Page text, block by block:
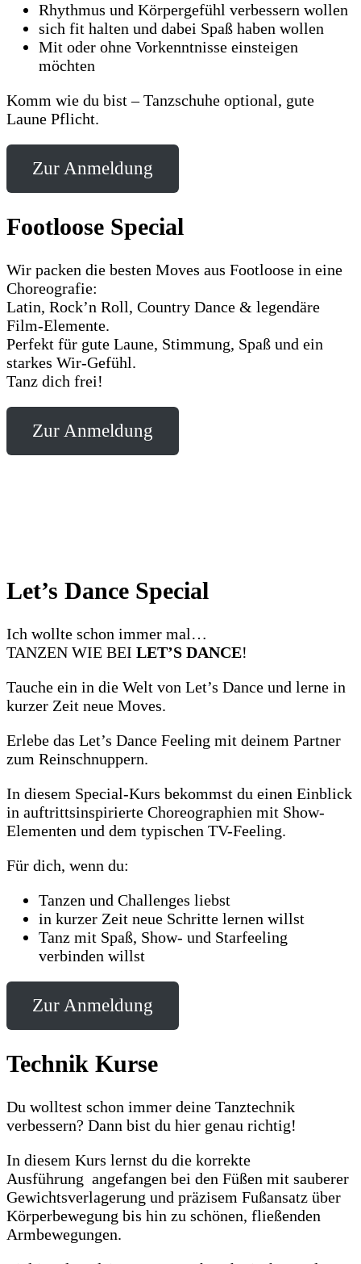
Rhythmus und Körpergefühl verbessern wollen
sich fit halten und dabei Spaß haben wollen
Mit oder ohne Vorkenntnisse einsteigen
möchten
Komm wie du bist – Tanzschuhe optional, gute
Laune Pflicht.
Zur Anmeldung
Footloose Special
Wir packen die besten Moves aus Footloose in eine
Choreografie:
Latin, Rock’n Roll, Country Dance & legendäre
Film-Elemente.
Perfekt für gute Laune, Stimmung, Spaß und ein
starkes Wir-Gefühl.
Tanz dich frei!
Zur Anmeldung
Let’s Dance Special
Ich wollte schon immer mal…
TANZEN WIE BEI LET’S DANCE!
Tauche ein in die Welt von Let’s Dance und lerne in
kurzer Zeit neue Moves.
Erlebe das Let’s Dance Feeling mit deinem Partner
zum Reinschnuppern.
In diesem Special-Kurs bekommst du einen Einblick
in auftrittsinspirierte Choreographien mit Show-
Elementen und dem typischen TV-Feeling.
Für dich, wenn du:
Tanzen und Challenges liebst
in kurzer Zeit neue Schritte lernen willst
Tanz mit Spaß, Show- und Starfeeling
verbinden willst
Zur Anmeldung
Technik Kurse
Du wolltest schon immer deine Tanztechnik
verbessern? Dann bist du hier genau richtig!
In diesem Kurs lernst du die korrekte
Ausführung angefangen bei den Füßen mit sauberer
Gewichtsverlagerung und präzisem Fußansatz über
Körperbewegung bis hin zu schönen, fließenden
Armbewegungen.